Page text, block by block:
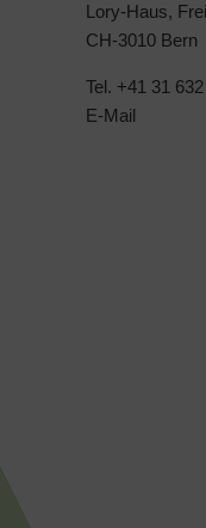
Lory-Haus,
CH-3010 Bern
Tel. +41 31
E-Mail